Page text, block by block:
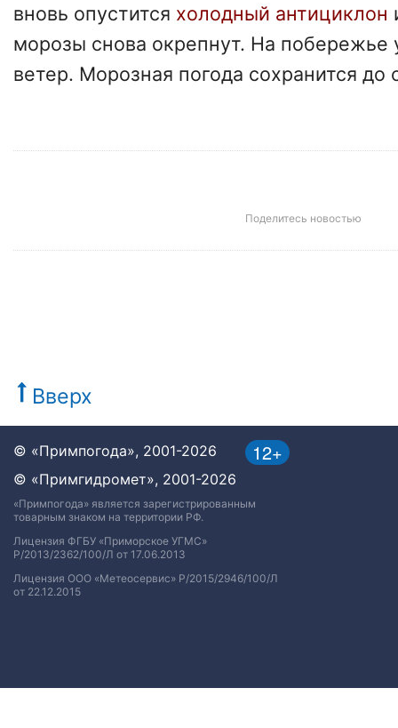
вновь опустится холодный антициклон
морозы снова окрепнут. На побережье
ветер. Морозная погода сохранится
Поделитесь новостью
Вверх
12+
© «Примпогода», 2001-2026
© «Примгидромет», 2001-2026
«Примпогода» является зарегистрированным
товарным знаком на территории РФ.
Лицензия ФГБУ «Приморское УГМС»
Р/2013/2362/100/Л от 17.06.2013
Лицензия ООО «Метеосервис» Р/2015/2946/100/Л
от 22.12.2015